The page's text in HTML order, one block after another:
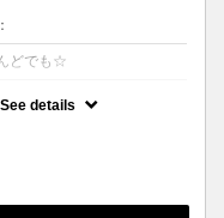
どでも☆
See details